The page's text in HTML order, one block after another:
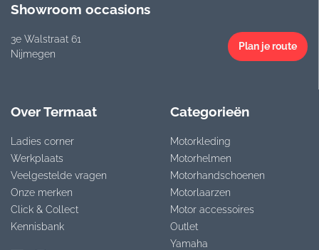
Showroom occasions
3e Walstraat 61
Nijmegen
Plan je route
Over Termaat
Ladies corner
Werkplaats
Veelgestelde vragen
Onze merken
Click & Collect
Kennisbank
Categorieën
Motorkleding
Motorhelmen
Motorhandschoenen
Motorlaarzen
Motor accessoires
Outlet
Yamaha